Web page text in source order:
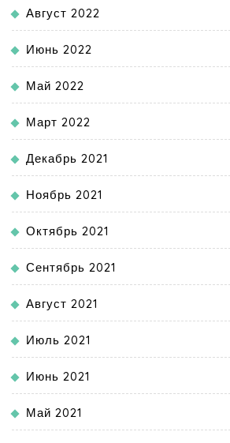
Август 2022
Июнь 2022
Май 2022
Март 2022
Декабрь 2021
Ноябрь 2021
Октябрь 2021
Сентябрь 2021
Август 2021
Июль 2021
Июнь 2021
Май 2021